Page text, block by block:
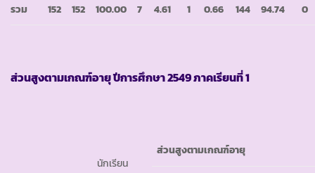
รวม 152 152 100.00 7 4.61 1 0.66 144 94.74 0
ส่วนสูงตามเกณฑ์อายุ ปีการศึกษา2549 ภาคเรียนที่ 1
นักเรียน
ส่วนสูงตามเกณฑ์อายุ